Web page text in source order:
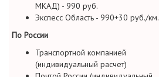
МКАД) - 990 руб.
Экспесс Область - 990+30 руб./км.
По России
Транспортной компанией
(индивидуальный расчет)